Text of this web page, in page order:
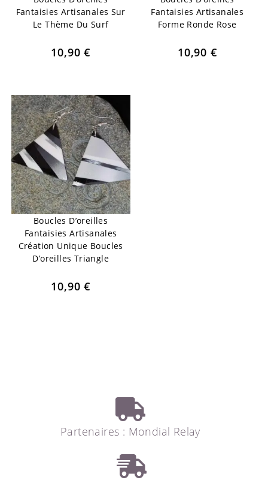
Fantaisies Artisanales Sur
Le Thème Du Surf
10,90€
Fantaisies Artisanales
Forme Ronde Rose
10,90 €
Boucles D’oreilles
Fantaisies Artisanales
Création Unique Boucles
D’oreilles Triangle
10,90€
Partenaires : Mondial Relay